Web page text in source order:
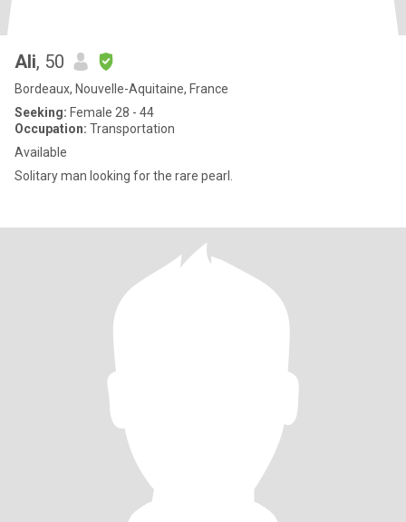
Ali, 50
Bordeaux, Nouvelle-Aquitaine, France
Seeking: Female 28 - 44
Occupation: Transportation
Available
Solitary man looking for the rare pearl.